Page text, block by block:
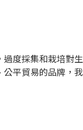
度採集和栽培對
平貿易的品牌，